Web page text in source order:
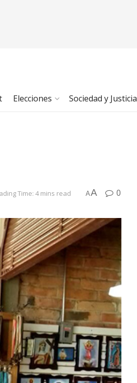
Elecciones Sociedad y Justicia
Time: 4 mins read AA 0